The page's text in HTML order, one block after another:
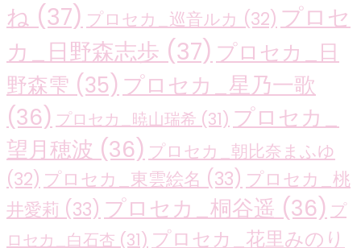
ね (37) プロセカ_巡音ルカ (32) プロセ
カ_日野森志歩 (37) プロセカ_日
野森雫 (35) プロセカ_星乃一歌
(36) プロセカ_暁山瑞希 (31) プロセカ_
望月穂波 (36) プロセカ_朝比奈まふゆ
(32) プロセカ_東雲絵名 (33) プロセカ_桃
井愛莉 (33) プロセカ_桐谷遥 (36) プ
ロセカ_白石杏 (31) プロセカ_花里みのり